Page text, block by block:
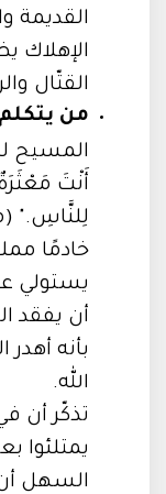
القديمة
الإهلاك
القتّال
من
المسيح
أَنْتَ
خادمًا
يستولي
أن يفقد
بأنه
الله.
تذكّر أن
يمتلئوا
السهل أن